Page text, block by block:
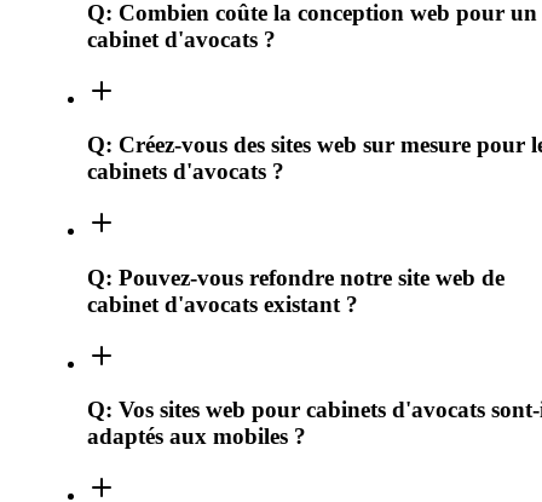
Q: Combien coûte la conception web pour un
cabinet d'avocats ?
Q: Créez-vous des sites web sur mesure pour
cabinets d'avocats ?
Q: Pouvez-vous refondre notre site web de
cabinet d'avocats existant ?
Q: Vos sites web pour cabinets d'avocats
adaptés aux mobiles ?